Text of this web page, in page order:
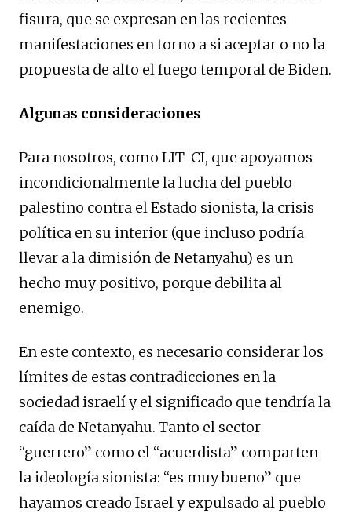
fisura, que se expresan en las recientes
manifestaciones en torno a si aceptar o no la
propuesta de alto el fuego temporal de Biden.
Algunas consideraciones
Para nosotros, como LIT-CI, que apoyamos
incondicionalmente la lucha del pueblo
palestino contra el Estado sionista, la crisis
política en su interior (que incluso podría
llevar a la dimisión de Netanyahu) es un
hecho muy positivo, porque debilita al
enemigo.
En este contexto, es necesario considerar los
límites de estas contradicciones en la
sociedad israelí y el significado que tendría la
caída de Netanyahu. Tanto el sector
“guerrero” como el “acuerdista” comparten
la ideología sionista: “es muy bueno” que
hayamos creado Israel y expulsado al pueblo